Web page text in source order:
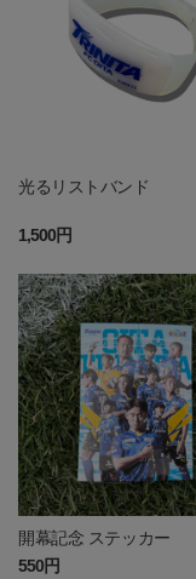
光るリストバンド
1,500円
開幕記念 ステッカー
550円